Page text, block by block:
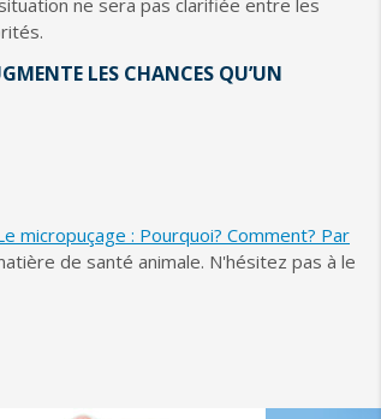
ne sera pas clarifiée entre les
LES CHANCES QU’UN
micropuçage : Pourquoi? Comment? Par
de santé animale. N'hésitez pas à le